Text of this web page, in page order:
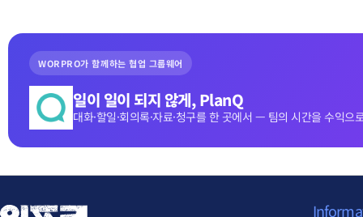
WORPRO가 함께하는 협업 그룹웨어
일이 일이 되지 않게, PlanQ
대화·할일·회의록·자료·청구를 한 곳에서 — 팀의 시간을 수익으